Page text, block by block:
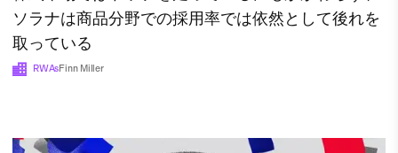
ソラナは商品分野での採用率では依然として後れを
取っている
RWAsFinn Miller